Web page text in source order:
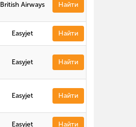
British Airways Найти
Easyjet Найти
Easyjet Найти
Easyjet Найти
Easyjet Найти